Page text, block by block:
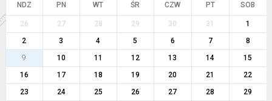
NDZ PN WT ŚR CZW PT SOB
26 27 28 29 30 31
1
2
3 4 5 6 7
8
9
10 11 12 13 14
15
16
17 18 19 20 21
22
23
24 25 26 27 28
29